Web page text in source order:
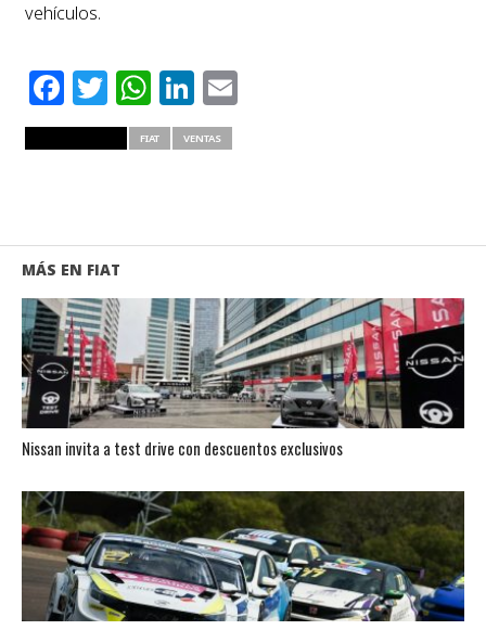
vehículos.
Facebook
Twitter
WhatsApp
LinkedIn
Email
FIAT VENTAS
MÁS EN FIAT
Nissan invita a test drive con descuentos exclusivos